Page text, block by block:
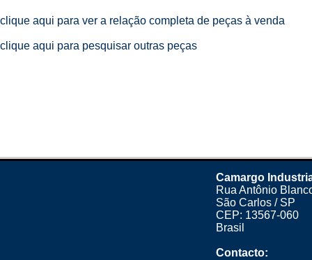
clique aqui para ver a relação completa de peças à venda
clique aqui para pesquisar outras peças
Camargo
Rua Antônio
São Carlos / SP
CEP: 13567-060
Brasil
Contacto: